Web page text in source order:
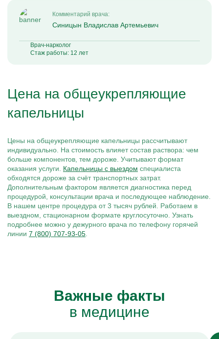
Комментарий врача:
Синицын Владислав Артемьевич
Врач-нарколог
Стаж работы: 12 лет
Цена на общеукрепляющие
капельницы
Цены на общеукрепляющие капельницы рассчитывают
индивидуально. На стоимость влияет состав раствора: чем
больше компонентов, тем дороже. Учитывают формат
оказания услуги. Капельницы с выездом специалиста
обходятся дороже за счёт транспортных затрат.
Дополнительным фактором является диагностика перед
процедурой, консультации врача и последующее наблюдение.
В нашем центре процедура от 3 тысяч рублей. Работаем в
выездном, стационарном формате круглосуточно. Узнать
подробнее можно у дежурного врача по телефону горячей
линии 7 (800) 707-93-05
Важные факты
в медицине